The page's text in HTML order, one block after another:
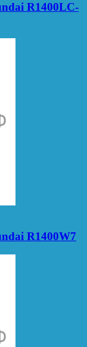
R1400LC-
R1400W7